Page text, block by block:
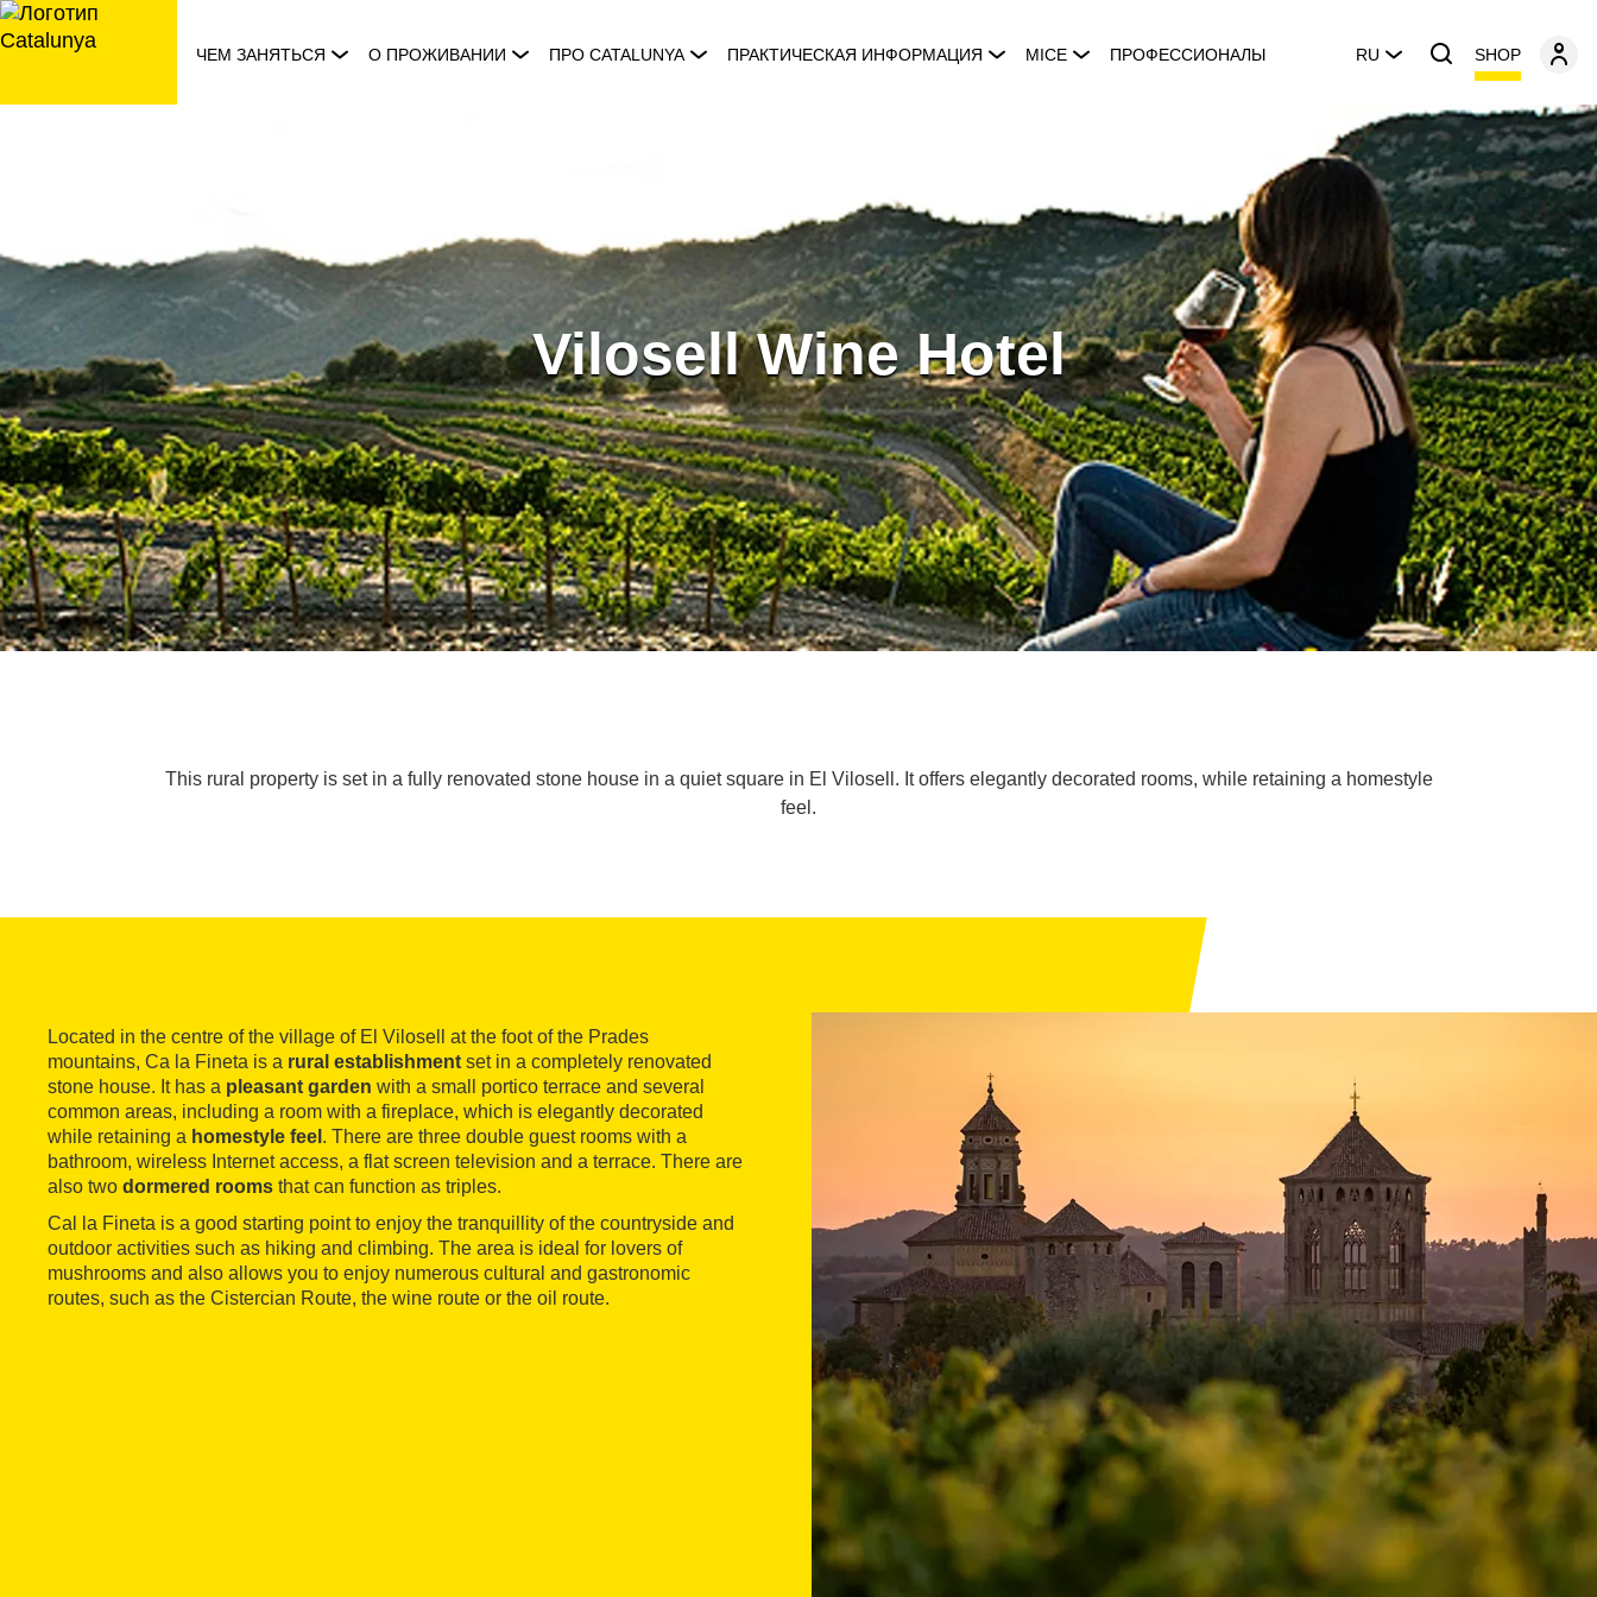
перейти
к
ЧЕМ ЗАНЯТЬСЯ О ПРОЖИВАНИИ ПРО CATALUNYA ПРАКТИЧЕСКАЯ ИНФОРМАЦИЯ MICE ПРОФЕССИОНАЛЫ RU SHOP
Vilosell Wine Hotel
This rural property is set in a fully renovated stone house in a quiet square in El Vilosell. It offers elegantly decorated rooms, while retaining a homestyle
feel.
Located in the centre of the village of El Vilosell at the foot of the Prades
mountains, Ca la Fineta is a rural establishment set in a completely renovated
stone house. It has a pleasant garden with a small portico terrace and several
common areas, including a room with a fireplace, which is elegantly decorated
while retaining a homestyle feel . There are three double guest rooms with a
bathroom, wireless Internet access, a flat screen television and a terrace. There are
also two dormered rooms that can function as triples.
Cal la Fineta is a good starting point to enjoy the tranquillity of the countryside and
outdoor activities such as hiking and climbing. The area is ideal for lovers of
mushrooms and also allows you to enjoy numerous cultural and gastronomic
routes, such as the Cistercian Route, the wine route or the oil route.